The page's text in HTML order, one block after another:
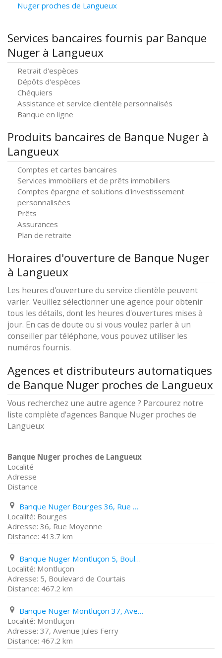
Nuger proches de Langueux
Services bancaires fournis par Banque
Nuger à Langueux
Retrait d'espèces
Dépôts d'espèces
Chéquiers
Assistance et service clientèle personnalisés
Banque en ligne
Produits bancaires de Banque Nuger à
Langueux
Comptes et cartes bancaires
Services immobiliers et de prêts immobiliers
Comptes épargne et solutions d'investissement
personnalisées
Prêts
Assurances
Plan de retraite
Horaires d'ouverture de Banque Nuger
à Langueux
Les heures d'ouverture du service clientèle peuvent
varier. Veuillez sélectionner une agence pour obtenir
tous les détails, dont les heures d'ouvertures mises à
jour. En cas de doute ou si vous voulez parler à un
conseiller par téléphone, vous pouvez utiliser les
numéros fournis.
Agences et distributeurs automatiques
de Banque Nuger proches de Langueux
Vous recherchez une autre agence ? Parcourez notre
liste complète d'agences Banque Nuger proches de
Langueux
Banque Nuger proches de Langueux
Localité
Adresse
Distance
Banque Nuger Bourges 36, Rue Moyenne
Bourges
36, Rue Moyenne
413.7 km
Banque Nuger Montluçon 5, Boulevard de Courtais
Montluçon
5, Boulevard de Courtais
467.2 km
Banque Nuger Montluçon 37, Avenue Jules Ferry
Montluçon
37, Avenue Jules Ferry
467.2 km